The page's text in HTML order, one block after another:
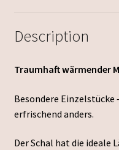
Description
Traumhaft wärmender
Besondere Einzelstücke
erfrischend anders.
Der Schal hat die ideale